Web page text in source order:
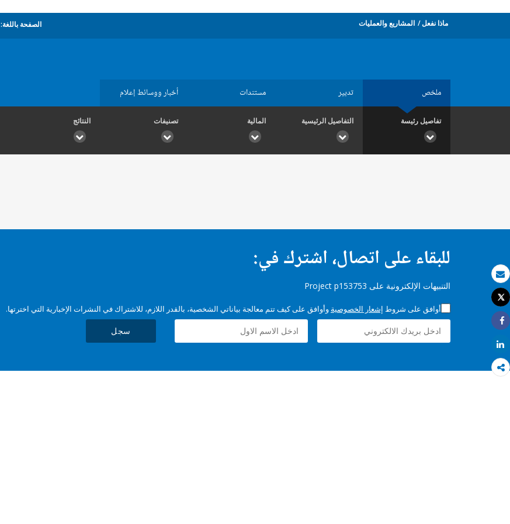
بريد الكتروني
طباعة
Tweet
Share
Share
ماذا نفعل المشاريع والعمليات الصفحة باللغة:
ملخص تدبير مستندات أخبار ووسائط إعلام
تفاصيل رئيسة التفاصيل الرئيسية المالية تصنيفات النتائج
للبقاء على اتصال، اشترك في:
التنبيهات الإلكترونية على Project p153753
أوافق على شروط إشعار الخصوصية وأوافق على كيف تتم معالجة بياناتي الشخصية، بالقدر اللازم، للاشتراك في النشرات الإخبارية التي اخترتها.
سجل